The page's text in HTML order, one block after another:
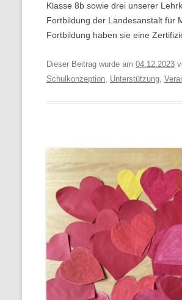
Klasse 8b sowie drei unserer
Fortbildung der Landesanstalt für
Fortbildung haben sie eine
Dieser Beitrag wurde am 04.12.2023
Schulkonzeption, Unterstützung,